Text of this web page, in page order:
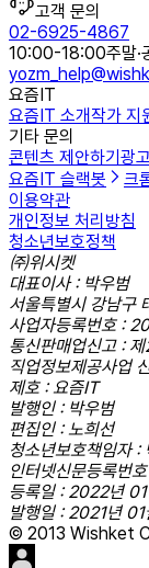
고객 문의
02-6925-4867
10:00-18:00주말·
요즘IT
요즘IT 소개작가 지
기타 문의
콘텐츠 제안하기 광
요즘IT 슬랙봇
크
이용약관
개인정보 처리방침
청소년보호정책
㈜위시켓
대표이사 : 박우범
서울특별시 강남구
사업자등록번호 :
통신판매업신고 :
직업정보제공사업
제호 : 요즘IT
발행인 : 박우범
편집인 : 노희선
청소년보호책임자 :
인터넷신문등록번
등록일 : 2022년
발행일 : 2021년
© 2013 Wishket